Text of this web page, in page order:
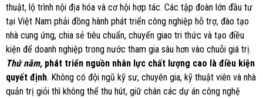
thuật, lộ trình nội địa hóa và cơ hội hợp tác. Các tập đoàn lớn đầu tư
tại Việt Nam phải đồng hành phát triển công nghiệp hỗ trợ, đào tạo
nhà cung ứng, chia sẻ tiêu chuẩn, chuyển giao tri thức và tạo điều
kiện để doanh nghiệp trong nước tham gia sâu hơn vào chuỗi giá trị.
Thứ năm, phát triển nguồn nhân lực chất lượng cao là điều kiện
quyết định. Không có đội ngũ kỹ sư, chuyên gia, kỹ thuật viên và nhà
quản trị giỏi thì không thể thu hút, giữ chân các dự án công nghệ